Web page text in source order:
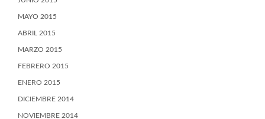
MAYO 2015
ABRIL 2015
MARZO 2015
FEBRERO 2015
ENERO 2015
DICIEMBRE 2014
NOVIEMBRE 2014